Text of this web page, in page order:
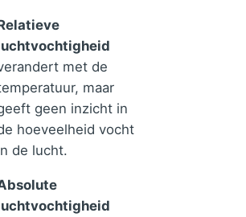
met de
maar
geen inzicht in
hoeveelheid vocht
de lucht.